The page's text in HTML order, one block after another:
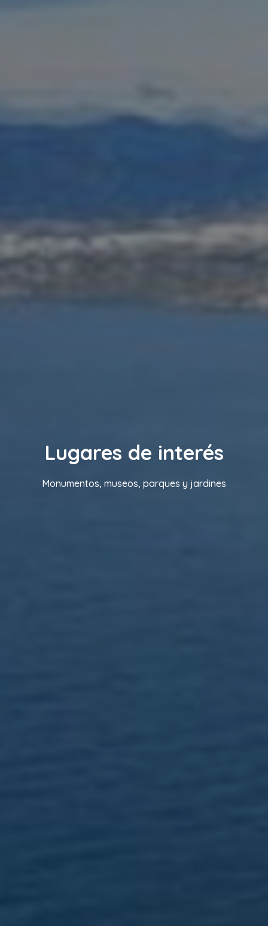
Lugares de interés
Monumentos, museos, parques y jardines